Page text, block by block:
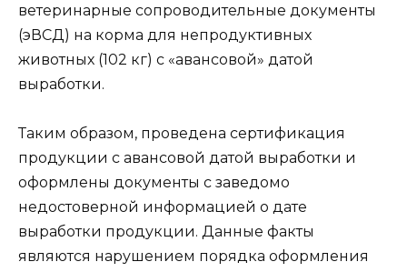
ветеринарные сопроводительные документы
(эВСД) на корма для непродуктивных
животных (102 кг) с «авансовой» датой
выработки.
Таким образом, проведена сертификация
продукции с авансовой датой выработки и
оформлены документы с заведомо
недостоверной информацией о дате
выработки продукции. Данные факты
являются нарушением порядка оформления